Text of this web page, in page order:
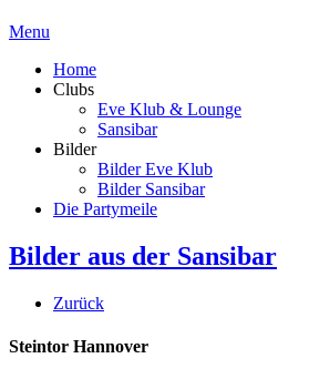
Menu
Home
Clubs
Eve Klub & Lounge
Sansibar
Bilder
Bilder Eve Klub
Bilder Sansibar
Die Partymeile
Bilder aus der Sansibar
Zurück
Steintor Hannover